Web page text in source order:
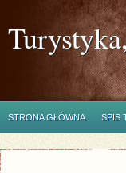
STRONA GŁÓWNA SPIS